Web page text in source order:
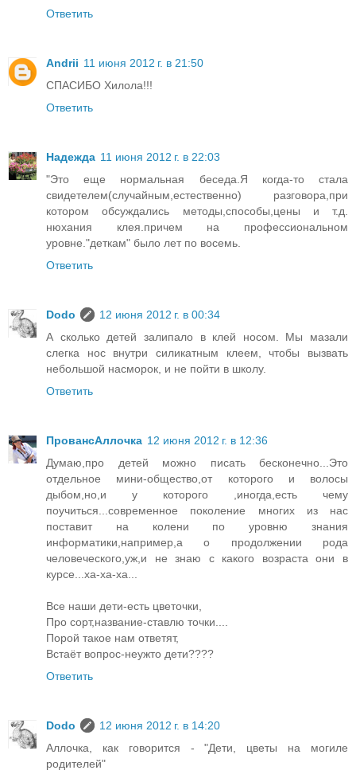
Ответить
Andrii 11 июня 2012 г. в 21:50
СПАСИБО Хилола!!!
Ответить
Надежда 11 июня 2012 г. в 22:03
"Это еще нормальная беседа.Я когда-то стала
свидетелем(случайным,естественно) разговора,при
котором обсуждались методы,способы,цены и т.д.
нюхания клея.причем на профессиональном
уровне."деткам" было лет по восемь.
Ответить
Dodo
12 июня 2012 г. в 00:34
А сколько детей залипало в клей носом. Мы мазали
слегка нос внутри силикатным клеем, чтобы вызвать
небольшой насморок, и не пойти в школу.
Ответить
ПровансАллочка 12 июня 2012 г. в 12:36
Думаю,про детей можно писать бесконечно...Это
отдельное мини-общество,от которого и волосы
дыбом,но,и у которого ,иногда,есть чему
поучиться...современное поколение многих из нас
поставит на колени по уровню знания
информатики,например,а о продолжении рода
человеческого,уж,и не знаю с какого возраста они в
курсе...ха-ха-ха...
Все наши дети-есть цветочки,
Про сорт,название-ставлю точки....
Порой такое нам ответят,
Встаёт вопрос-неужто дети????
Ответить
Dodo
12 июня 2012 г. в 14:20
Аллочка, как говорится - "Дети, цветы на могиле
родителей"